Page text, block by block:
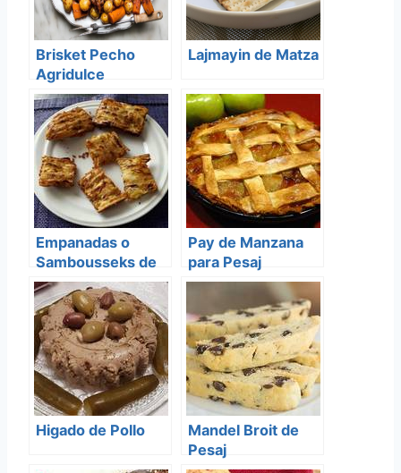
Brisket Pecho
Agridulce
Lajmayin de Matza
Empanadas o
Sambousseks de
Queso (Pesaj)
Pay de Manzana
para Pesaj
Higado de Pollo
Mandel Broit de
Pesaj